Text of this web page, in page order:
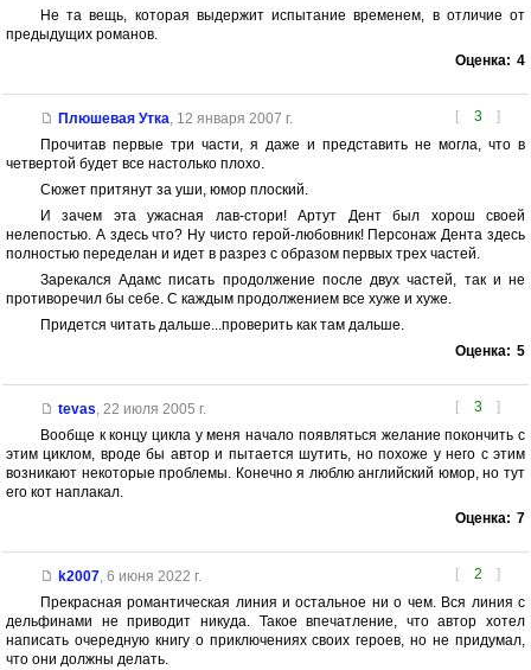
Не та вещь, которая выдержит испытание временем, в отличие от
предыдущих романов.
Оценка: 4
[ 3 ]
Плюшевая Утка, 12 января 2007 г.
Прочитав первые три части, я даже и представить не могла, что в
четвертой будет все настолько плохо.
Сюжет притянут за уши, юмор плоский.
И зачем эта ужасная лав-стори! Артут Дент был хорош своей
нелепостью. А здесь что? Ну чисто герой-любовник! Персонаж Дента здесь
полностью переделан и идет в разрез с образом первых трех частей.
Зарекался Адамс писать продолжение после двух частей, так и не
противоречил бы себе. С каждым продолжением все хуже и хуже.
Придется читать дальше...проверить как там дальше.
Оценка: 5
[ 3 ]
tevas, 22 июля 2005 г.
Вообще к концу цикла у меня начало появляться желание покончить с
этим циклом, вроде бы автор и пытается шутить, но похоже у него с этим
возникают некоторые проблемы. Конечно я люблю английский юмор, но тут
его кот наплакал.
Оценка: 7
[ 2 ]
k2007, 6 июня 2022 г.
Прекрасная романтическая линия и остальное ни о чем. Вся линия с
дельфинами не приводит никуда. Такое впечатление, что автор хотел
написать очередную книгу о приключениях своих героев, но не придумал,
что они должны делать.